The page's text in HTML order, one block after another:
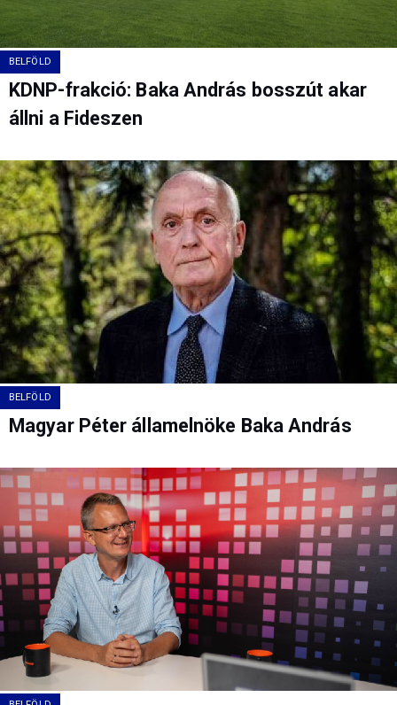
BELFÖLD
KDNP-frakció: Baka András bosszút akar
állni a Fideszen
BELFÖLD
Magyar Péter államelnöke Baka András